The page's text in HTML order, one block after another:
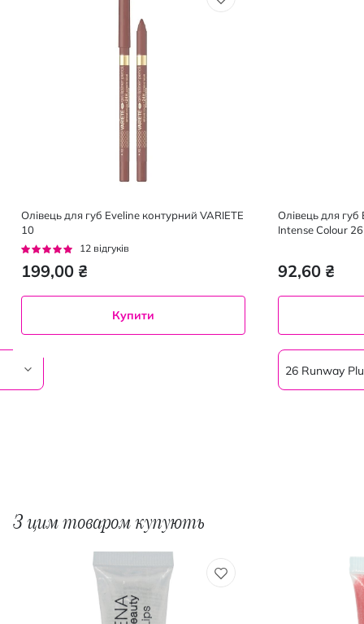
Олівець для губ Eveline контурний VARIETE
10
Рейтинг:
12 відгуків
199,00 ₴
Купити
Олівець для губ
Intense Colour
92,60 ₴
26 Runway
З цим товаром купують